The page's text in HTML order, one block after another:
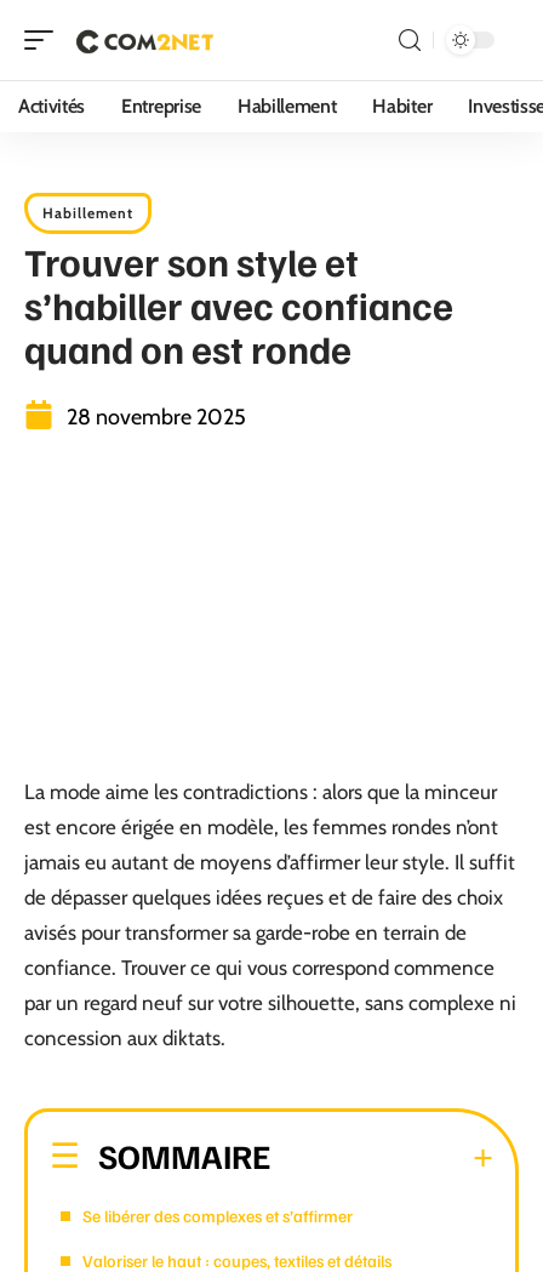
Activités Entreprise Habillement Habiter
Habillement
Trouver son style et
s’habiller avec confiance
quand on est ronde
28 novembre 2025
La mode aime les contradictions : alors que la minceur
est encore érigée en modèle, les femmes rondes n’ont
jamais eu autant de moyens d’affirmer leur style. Il suffit
de dépasser quelques idées reçues et de faire des choix
avisés pour transformer sa garde-robe en terrain de
confiance. Trouver ce qui vous correspond commence
par un regard neuf sur votre silhouette, sans complexe ni
concession aux diktats.
SOMMAIRE
Se libérer des complexes et s’affirmer
Valoriser le haut : coupes, textiles et détails